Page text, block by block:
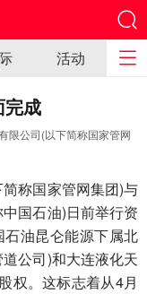
活动
完成
限公司(以下简称国家管网
称国家管网集团)与
国石油)日前举行资
油昆仑能源下属北
公司)和大连液化天
权。这标志着从4月